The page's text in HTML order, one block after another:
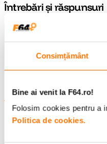
Consimțământ
Bine ai venit la F64.ro!
Folosim cookies pentru a
Politica de cookies.
Întrebări și răspunsuri
Pune
Informatii conformitate produs
Descrierea bunurilor sau a